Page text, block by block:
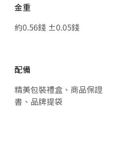
金重
約0.56錢 ±0.05錢
配備
精美包裝禮盒、商品保證
書、品牌提袋